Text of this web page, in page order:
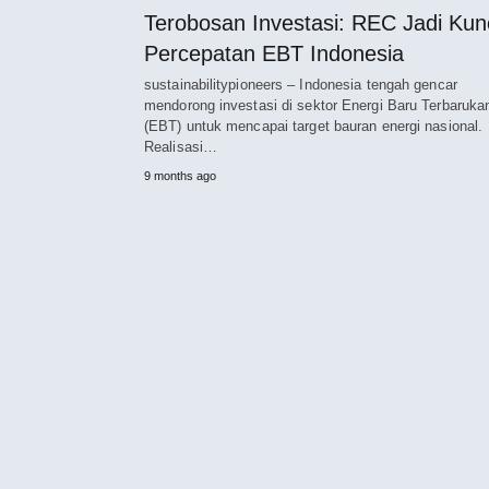
Terobosan Investasi: REC Jadi
Percepatan EBT Indonesia
sustainabilitypioneers – Indonesia tengah gencar
mendorong investasi di sektor Energi Baru
(EBT) untuk mencapai target bauran energi nasional.
Realisasi…
9 months ago